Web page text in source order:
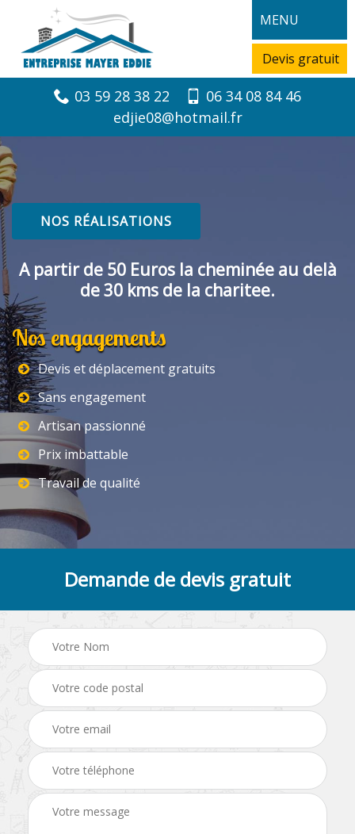
MENU
Devis gratuit
03 59 28 38 22
06 34 08 84 46
edjie08@hotmail.fr
NOS RÉALISATIONS
A partir de 50 Euros la cheminée au delà
de 30 kms de la charitee.
Nos engagements
Devis et déplacement gratuits
Sans engagement
Artisan passionné
Prix imbattable
Travail de qualité
Demande de devis gratuit